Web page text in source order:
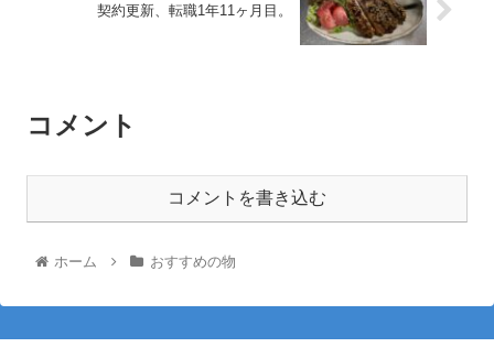
契約更新、転職1年11ヶ月目。
コメント
コメントを書き込む
ホーム おすすめの物